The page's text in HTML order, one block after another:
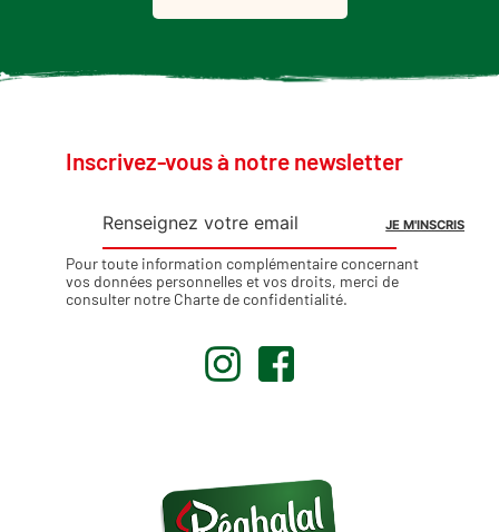
Inscrivez-vous à notre newsletter
Pour toute information complémentaire concernant
vos données personnelles et vos droits, merci de
consulter notre Charte de confidentialité.
. .